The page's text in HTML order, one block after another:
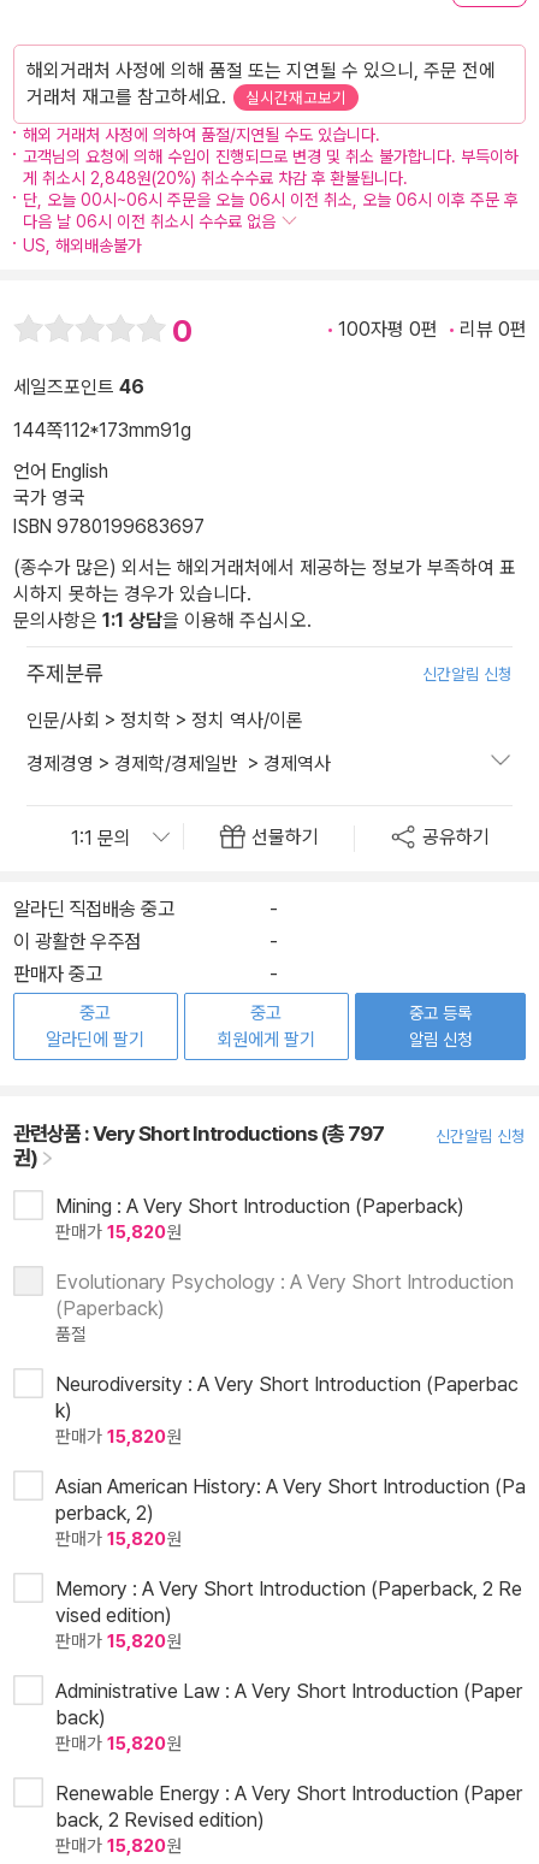
해외거래처 사정에 의해 품절 또는 지연될 수 있으니, 주문 전에
거래처 재고를 참고하세요.
실시간재고보기
해외 거래처 사정에 의하여 품절/지연될 수도 있습니다.
고객님의 요청에 의해 수입이 진행되므로 변경 및 취소 불가합니다. 부득이하
게 취소시 2,848원(20%) 취소수수료 차감 후 환불됩니다.
단, 오늘 00시~06시 주문을 오늘 06시 이전 취소, 오늘 06시 이후 주문 후
다음 날 06시 이전 취소시 수수료 없음
US, 해외배송불가
0 100자평 0편 리뷰 0편
세일즈포인트 46
144쪽112*173mm91g
언어 English
국가 영국
ISBN 9780199683697
(종수가 많은) 외서는 해외거래처에서 제공하는 정보가 부족하여 표
시하지 못하는 경우가 있습니다.
문의사항은 1:1 상담을 이용해 주십시오.
주제분류 신간알림 신청
인문/사회 > 정치학 > 정치 역사/이론
경제경영 > 경제학/경제일반 > 경제역사
선물하기 공유하기
알라딘 직접배송 중고
-
이 광활한 우주점
-
판매자 중고
-
중고
알라딘에 팔기
중고
회원에게 팔기
중고 등록
알림 신청
관련상품 :Very Short Introductions (총 797
권)
신간알림 신청
Mining : A Very Short Introduction (Paperback)
판매가 15,820원
Evolutionary Psychology : A Very Short Introduction
(Paperback)
품절
Neurodiversity : A Very Short Introduction (Paperbac
k)
판매가 15,820원
Asian American History: A Very Short Introduction (Pa
perback, 2)
판매가 15,820원
Memory : A Very Short Introduction (Paperback, 2 Re
vised edition)
판매가 15,820원
Administrative Law : A Very Short Introduction (Paper
back)
판매가 15,820원
Renewable Energy : A Very Short Introduction (Paper
back, 2 Revised edition)
판매가 15,820원